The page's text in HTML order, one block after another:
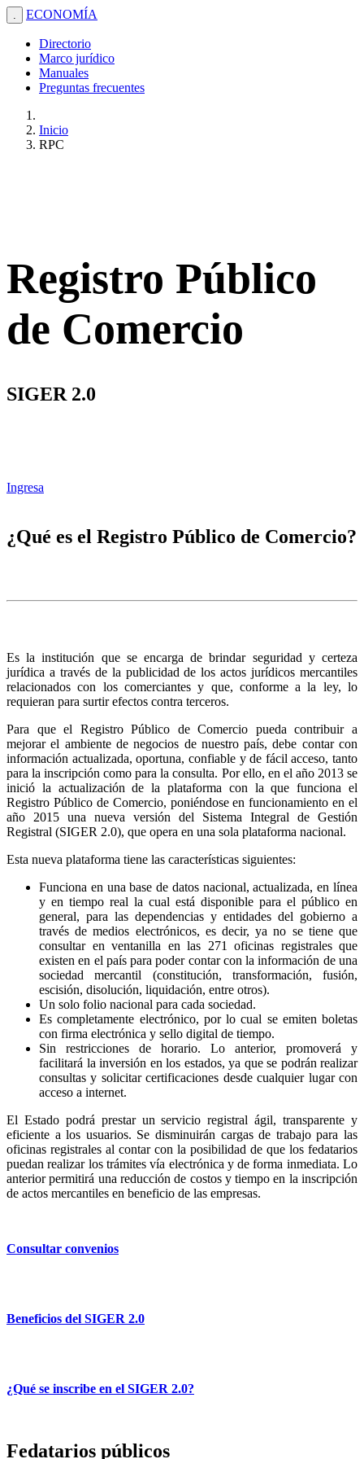
. ECONOMÍA
Directorio
Marco jurídico
Manuales
Preguntas frecuentes
Inicio
RPC
Registro Público
de Comercio
SIGER 2.0
Ingresa
¿Qué es el Registro Público de Comercio?
Es la institución que se encarga de brindar seguridad y certeza
jurídica a través de la publicidad de los actos jurídicos mercantiles
relacionados con los comerciantes y que, conforme a la ley, lo
requieran para surtir efectos contra terceros.
Para que el Registro Público de Comercio pueda contribuir a
mejorar el ambiente de negocios de nuestro país, debe contar con
información actualizada, oportuna, confiable y de fácil acceso, tanto
para la inscripción como para la consulta. Por ello, en el año 2013 se
inició la actualización de la plataforma con la que funciona el
Registro Público de Comercio, poniéndose en funcionamiento en el
año 2015 una nueva versión del Sistema Integral de Gestión
Registral (SIGER 2.0), que opera en una sola plataforma nacional.
Esta nueva plataforma tiene las características siguientes:
Funciona en una base de datos nacional, actualizada, en línea
y en tiempo real la cual está disponible para el público en
general, para las dependencias y entidades del gobierno a
través de medios electrónicos, es decir, ya no se tiene que
consultar en ventanilla en las 271 oficinas registrales que
existen en el país para poder contar con la información de una
sociedad mercantil (constitución, transformación, fusión,
escisión, disolución, liquidación, entre otros).
Un solo folio nacional para cada sociedad.
Es completamente electrónico, por lo cual se emiten boletas
con firma electrónica y sello digital de tiempo.
Sin restricciones de horario. Lo anterior, promoverá y
facilitará la inversión en los estados, ya que se podrán realizar
consultas y solicitar certificaciones desde cualquier lugar con
acceso a internet.
El Estado podrá prestar un servicio registral ágil, transparente y
eficiente a los usuarios. Se disminuirán cargas de trabajo para las
oficinas registrales al contar con la posibilidad de que los fedatarios
puedan realizar los trámites vía electrónica y de forma inmediata. Lo
anterior permitirá una reducción de costos y tiempo en la inscripción
de actos mercantiles en beneficio de las empresas.
Consultar convenios
Beneficios del SIGER 2.0
¿Qué se inscribe en el SIGER 2.0?
Fedatarios públicos